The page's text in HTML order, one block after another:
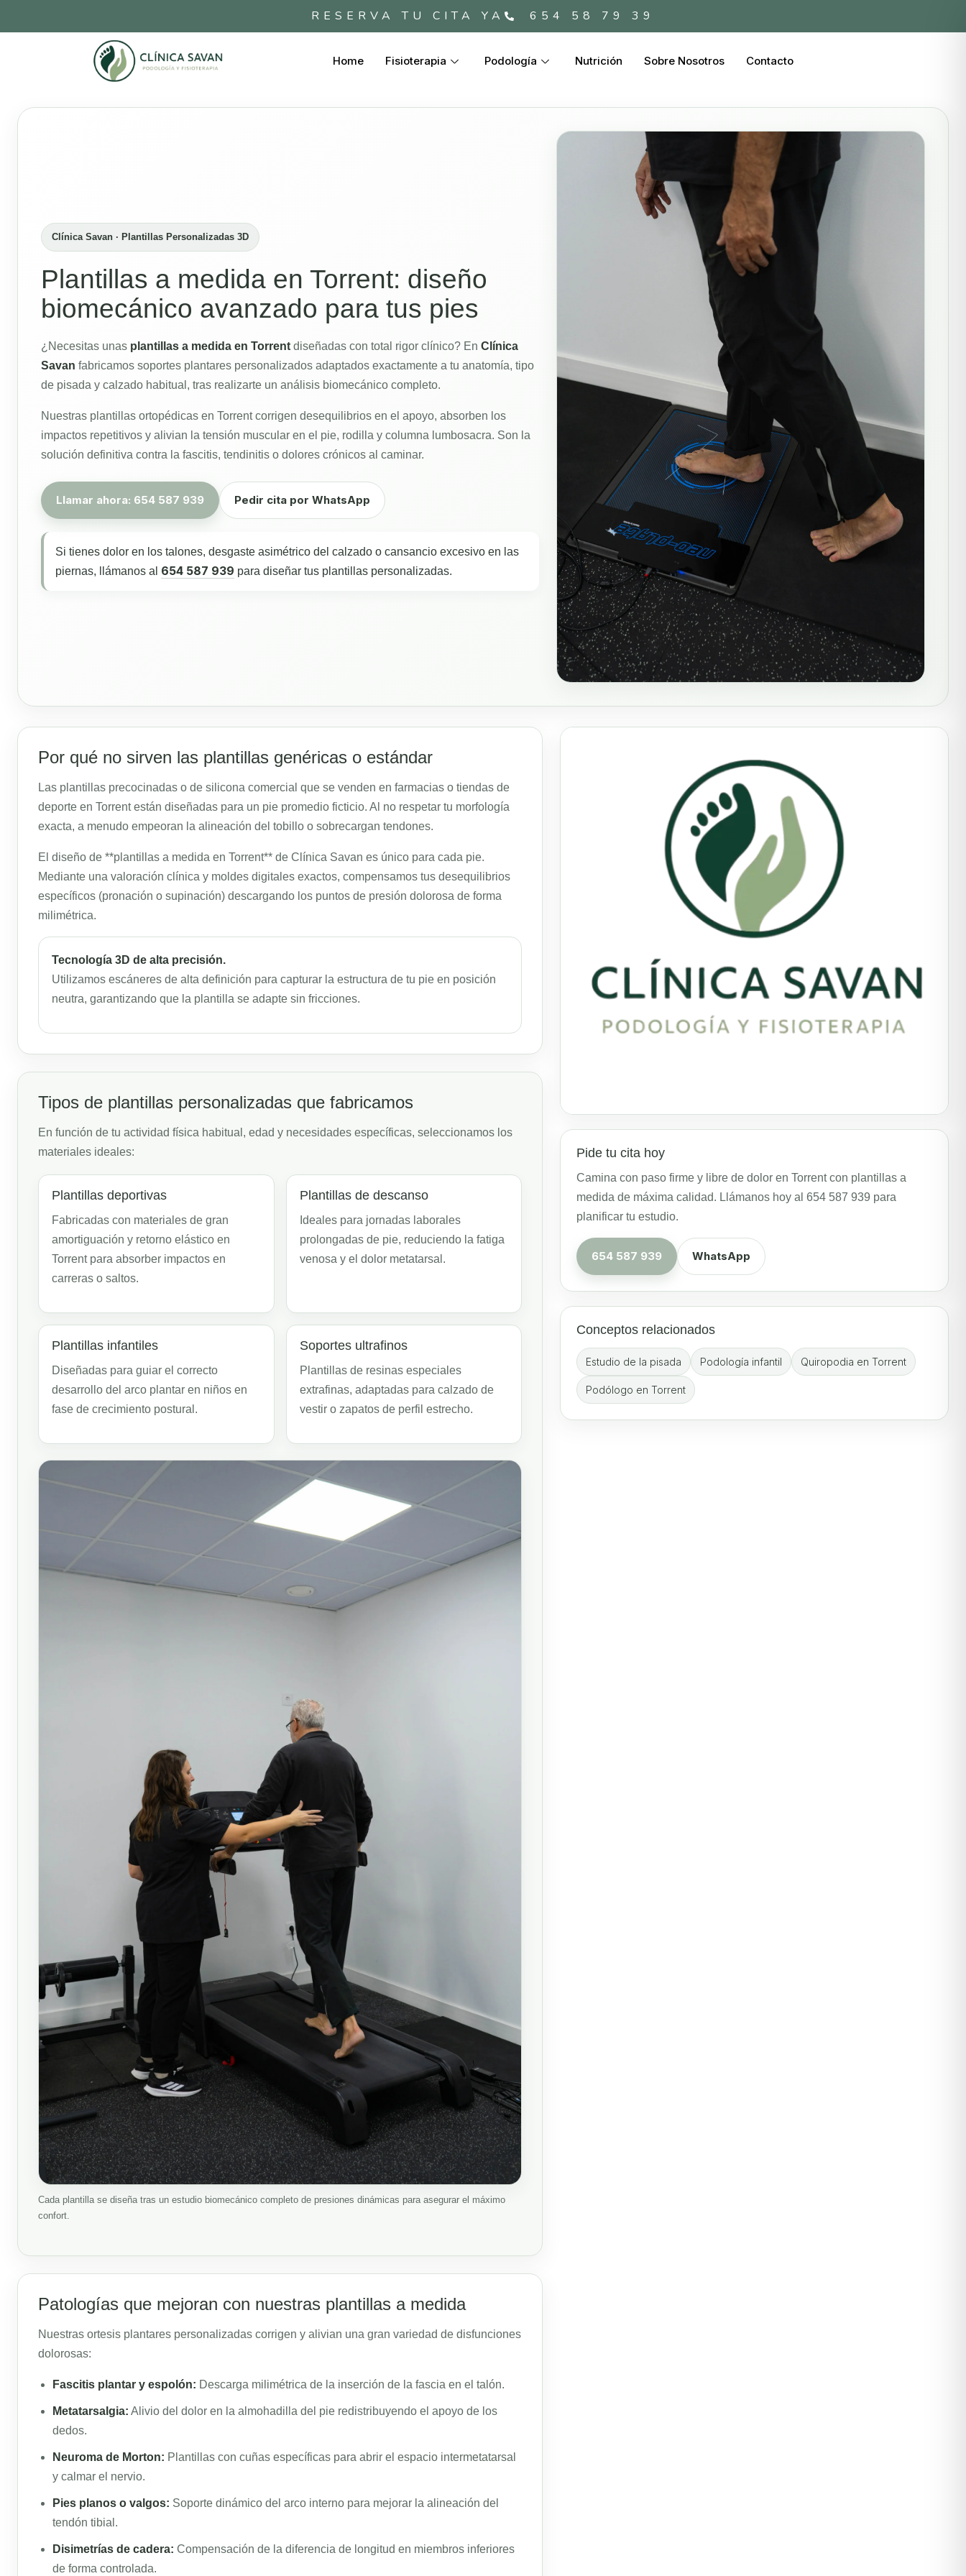
RESERVA TU CITA YA 654 58 79 39
Home Fisioterapia Podología Nutrición Sobre Nosotros Contacto
Clínica Savan · Plantillas Personalizadas 3D
Plantillas a medida en Torrent: diseño
biomecánico avanzado para tus pies
¿Necesitas unas plantillas a medida en Torrent diseñadas con total rigor clínico? En Clínica
Savan fabricamos soportes plantares personalizados adaptados exactamente a tu anatomía, tipo
de pisada y calzado habitual, tras realizarte un análisis biomecánico completo.
Nuestras plantillas ortopédicas en Torrent corrigen desequilibrios en el apoyo, absorben los
impactos repetitivos y alivian la tensión muscular en el pie, rodilla y columna lumbosacra. Son la
solución definitiva contra la fascitis, tendinitis o dolores crónicos al caminar.
Llamar ahora: 654 587 939 Pedir cita por WhatsApp
Si tienes dolor en los talones, desgaste asimétrico del calzado o cansancio excesivo en las
piernas, llámanos al 654 587 939 para diseñar tus plantillas personalizadas.
Por qué no sirven las plantillas genéricas o estándar
Las plantillas precocinadas o de silicona comercial que se venden en farmacias o tiendas de
deporte en Torrent están diseñadas para un pie promedio ficticio. Al no respetar tu morfología
exacta, a menudo empeoran la alineación del tobillo o sobrecargan tendones.
El diseño de **plantillas a medida en Torrent** de Clínica Savan es único para cada pie.
Mediante una valoración clínica y moldes digitales exactos, compensamos tus desequilibrios
específicos (pronación o supinación) descargando los puntos de presión dolorosa de forma
milimétrica.
Tecnología 3D de alta precisión.
Utilizamos escáneres de alta definición para capturar la estructura de tu pie en posición
neutra, garantizando que la plantilla se adapte sin fricciones.
Tipos de plantillas personalizadas que fabricamos
En función de tu actividad física habitual, edad y necesidades específicas, seleccionamos los
materiales ideales:
Plantillas deportivas
Fabricadas con materiales de gran
amortiguación y retorno elástico en
Torrent para absorber impactos en
carreras o saltos.
Plantillas de descanso
Ideales para jornadas laborales
prolongadas de pie, reduciendo la fatiga
venosa y el dolor metatarsal.
Plantillas infantiles
Diseñadas para guiar el correcto
desarrollo del arco plantar en niños en
fase de crecimiento postural.
Soportes ultrafinos
Plantillas de resinas especiales
extrafinas, adaptadas para calzado de
vestir o zapatos de perfil estrecho.
Cada plantilla se diseña tras un estudio biomecánico completo de presiones dinámicas para asegurar el máximo
confort.
Patologías que mejoran con nuestras plantillas a medida
Nuestras ortesis plantares personalizadas corrigen y alivian una gran variedad de disfunciones
dolorosas:
Fascitis plantar y espolón: Descarga milimétrica de la inserción de la fascia en el talón.
Metatarsalgia: Alivio del dolor en la almohadilla del pie redistribuyendo el apoyo de los
dedos.
Neuroma de Morton: Plantillas con cuñas específicas para abrir el espacio intermetatarsal
y calmar el nervio.
Pies planos o valgos: Soporte dinámico del arco interno para mejorar la alineación del
tendón tibial.
Disimetrías de cadera: Compensación de la diferencia de longitud en miembros inferiores
de forma controlada.
Pide tu cita hoy
Camina con paso firme y libre de dolor en Torrent con plantillas a
medida de máxima calidad. Llámanos hoy al 654 587 939 para
planificar tu estudio.
654 587 939 WhatsApp
Conceptos relacionados
Estudio de la pisada Podología infantil Quiropodia en Torrent
Podólogo en Torrent